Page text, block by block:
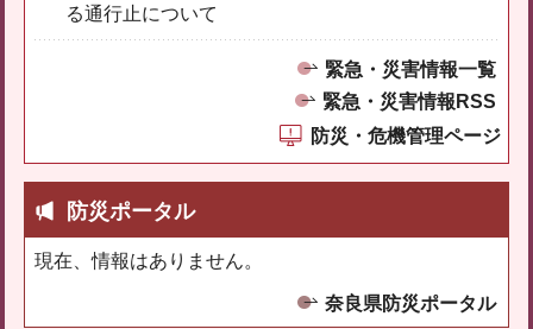
る通行止について
緊急・災害情報一覧
緊急・災害情報RSS
防災・危機管理ページ
防災ポータル
現在、情報はありません。
奈良県防災ポータル